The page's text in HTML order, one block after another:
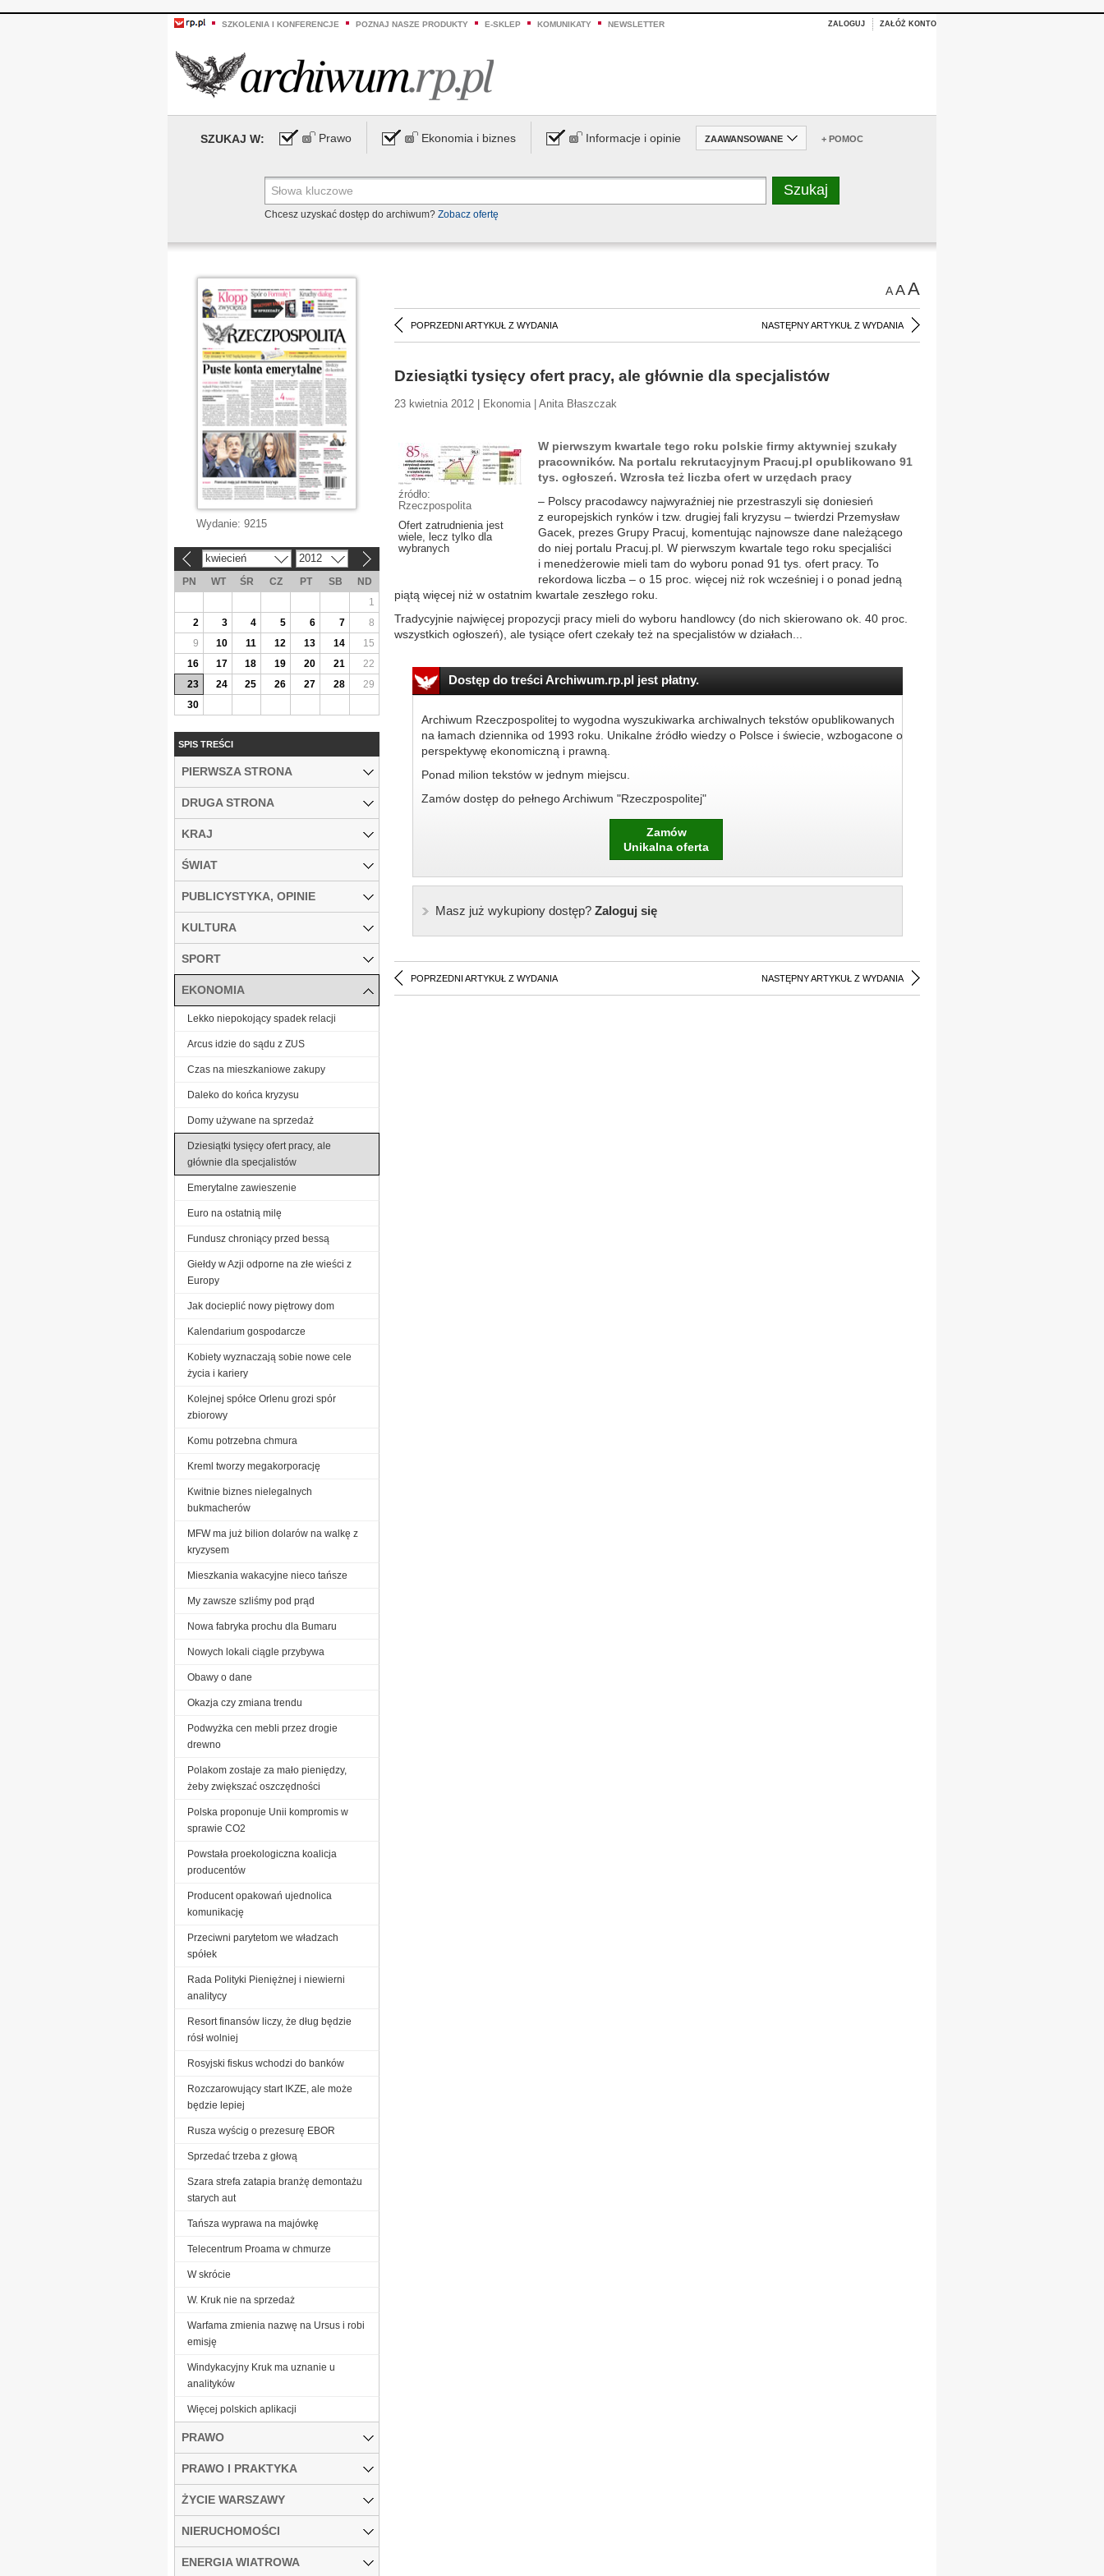
SZKOLENIA I KONFERENCJE POZNAJ NASZE PRODUKTY E-SKLEP KOMUNIKATY NEWSLETTER ZALOGUJ ZAŁÓŻ KONTO
SZUKAJ W: Prawo Ekonomia i biznes Informacje i opinie ZAAWANSOWANE + POMOC
Chcesz uzyskać dostęp do archiwum? Zobacz ofertę
AAA
POPRZEDNI ARTYKUŁ Z WYDANIA NASTĘPNY ARTYKUŁ Z WYDANIA
Dziesiątki tysięcy ofert pracy, ale głównie dla specjalistów
23 kwietnia 2012 | Ekonomia | Anita Błaszczak
źródło:
Rzeczpospolita
Ofert zatrudnienia jest
wiele, lecz tylko dla
wybranych
W pierwszym kwartale tego roku polskie firmy aktywniej szukały
pracowników. Na portalu rekrutacyjnym Pracuj.pl opublikowano 91
tys. ogłoszeń. Wzrosła też liczba ofert w urzędach pracy
– Polscy pracodawcy najwyraźniej nie przestraszyli się doniesień
z europejskich rynków i tzw. drugiej fali kryzysu – twierdzi Przemysław
Gacek, prezes Grupy Pracuj, komentując najnowsze dane należącego
do niej portalu Pracuj.pl. W pierwszym kwartale tego roku specjaliści
i menedżerowie mieli tam do wyboru ponad 91 tys. ofert pracy. To
rekordowa liczba – o 15 proc. więcej niż rok wcześniej i o ponad jedną
piątą więcej niż w ostatnim kwartale zeszłego roku.
Tradycyjnie najwięcej propozycji pracy mieli do wyboru handlowcy (do nich skierowano ok. 40 proc.
wszystkich ogłoszeń), ale tysiące ofert czekały też na specjalistów w działach...
Dostęp do treści Archiwum.rp.pl jest płatny.
Archiwum Rzeczpospolitej to wygodna wyszukiwarka archiwalnych tekstów opublikowanych
na łamach dziennika od 1993 roku. Unikalne źródło wiedzy o Polsce i świecie, wzbogacone o
perspektywę ekonomiczną i prawną.
Ponad milion tekstów w jednym miejscu.
Zamów dostęp do pełnego Archiwum "Rzeczpospolitej"
Zamów
Unikalna oferta
Masz już wykupiony dostęp?Zaloguj się
POPRZEDNI ARTYKUŁ Z WYDANIA NASTĘPNY ARTYKUŁ Z WYDANIA
Wydanie: 9215
kwiecień 2012
PN WT ŚR CZ PT SB
ND
1
2
3 4 5 6 7
8
9
10 11 12 13 14
15
16
17 18 19 20 21
22
23
24 25 26 27 28
29
30
SPIS TREŚCI
PIERWSZA STRONA
DRUGA STRONA
KRAJ
ŚWIAT
PUBLICYSTYKA, OPINIE
KULTURA
SPORT
EKONOMIA
Lekko niepokojący spadek relacji
Arcus idzie do sądu z ZUS
Czas na mieszkaniowe zakupy
Daleko do końca kryzysu
Domy używane na sprzedaż
Dziesiątki tysięcy ofert pracy, ale
głównie dla specjalistów
Emerytalne zawieszenie
Euro na ostatnią milę
Fundusz chroniący przed bessą
Giełdy w Azji odporne na złe wieści z
Europy
Jak docieplić nowy piętrowy dom
Kalendarium gospodarcze
Kobiety wyznaczają sobie nowe cele
życia i kariery
Kolejnej spółce Orlenu grozi spór
zbiorowy
Komu potrzebna chmura
Kreml tworzy megakorporację
Kwitnie biznes nielegalnych
bukmacherów
MFW ma już bilion dolarów na walkę z
kryzysem
Mieszkania wakacyjne nieco tańsze
My zawsze szliśmy pod prąd
Nowa fabryka prochu dla Bumaru
Nowych lokali ciągle przybywa
Obawy o dane
Okazja czy zmiana trendu
Podwyżka cen mebli przez drogie
drewno
Polakom zostaje za mało pieniędzy,
żeby zwiększać oszczędności
Polska proponuje Unii kompromis w
sprawie CO2
Powstała proekologiczna koalicja
producentów
Producent opakowań ujednolica
komunikację
Przeciwni parytetom we władzach
spółek
Rada Polityki Pieniężnej i niewierni
analitycy
Resort finansów liczy, że dług będzie
rósł wolniej
Rosyjski fiskus wchodzi do banków
Rozczarowujący start IKZE, ale może
będzie lepiej
Rusza wyścig o prezesurę EBOR
Sprzedać trzeba z głową
Szara strefa zatapia branżę demontażu
starych aut
Tańsza wyprawa na majówkę
Telecentrum Proama w chmurze
W skrócie
W. Kruk nie na sprzedaż
Warfama zmienia nazwę na Ursus i robi
emisję
Windykacyjny Kruk ma uznanie u
analityków
Więcej polskich aplikacji
PRAWO
PRAWO I PRAKTYKA
ŻYCIE WARSZAWY
NIERUCHOMOŚCI
ENERGIA WIATROWA